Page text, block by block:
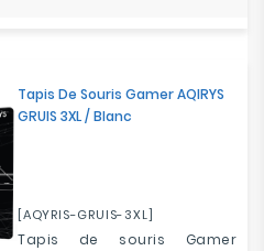
Tapis De Souris Gamer AQIRYS
GRUIS 3XL / Blanc
[AQYRIS-GRUIS-3XL]
Tapis de souris Gamer